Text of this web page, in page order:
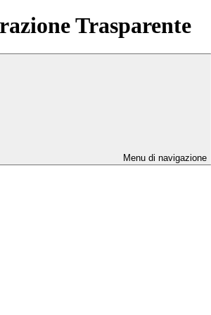
Trasparente
Menu di navigazione